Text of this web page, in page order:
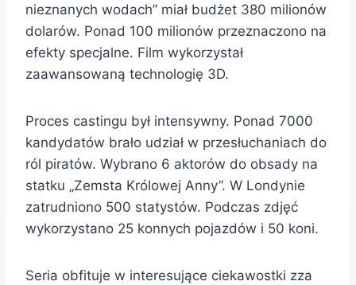
nieznanych wodach” miał budżet 380 milionów
dolarów. Ponad 100 milionów przeznaczono na
efekty specjalne. Film wykorzystał
zaawansowaną technologię 3D.
Proces castingu był intensywny. Ponad 7000
kandydatów brało udział w przesłuchaniach do
ról piratów. Wybrano 6 aktorów do obsady na
statku „Zemsta Królowej Anny”. W Londynie
zatrudniono 500 statystów. Podczas zdjęć
wykorzystano 25 konnych pojazdów i 50 koni.
Seria obfituje w interesujące ciekawostki zza